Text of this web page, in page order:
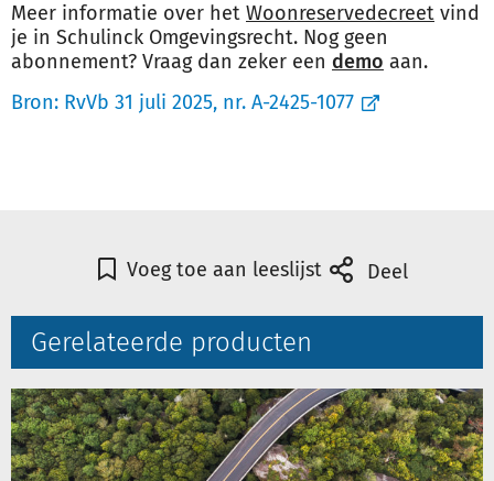
Meer informatie over het Woonreservedecreet vind
je in Schulinck Omgevingsrecht. Nog geen
abonnement? Vraag dan zeker een demo aan.
Bron: RvVb 31 juli 2025, nr. A-2425-1077
Voeg toe aan leeslijst Deel
Gerelateerde producten